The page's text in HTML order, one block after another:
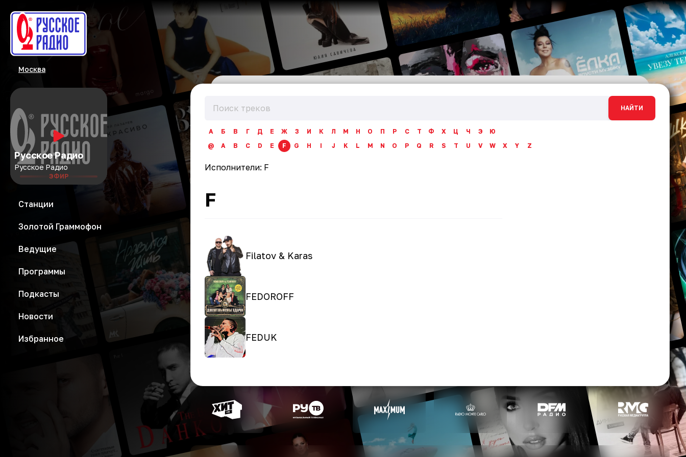
Москва
Русское Радио
Русское Радио
ЭФИР
Станции
Золотой Граммофон
Ведущие
Программы
Подкасты
Новости
Избранное
НАЙТИ
А Б В Г Д Е Ж З И К Л М Н О П Р С Т Ф Х Ц Ч Э
Ю
@
A B C D E F G H I J K L M N O P Q R S T U V W X Y Z
Исполнители: F
F
Filatov & Karas
FEDOROFF
FEDUK